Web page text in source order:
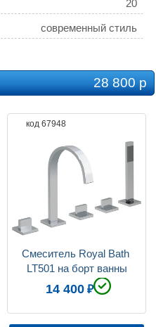
20
современный стиль
28 800 р
код 67948
Смеситель Royal Bath
LT501 на борт ванны
14 400